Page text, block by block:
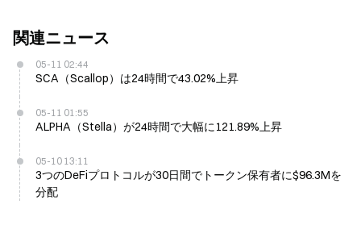
関連ニュース
05-11 02:44
SCA（Scallop）は24時間で43.02%上昇
05-11 01:55
ALPHA（Stella）が24時間で大幅に121.89%上昇
05-10 13:11
3つのDeFiプロトコルが30日間でトークン保有者に$96.3Mを
分配